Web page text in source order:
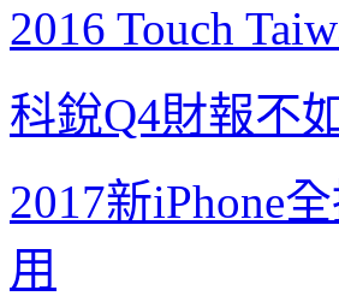
2016 Touch
科銳Q4財報不
2017新iPhone
用